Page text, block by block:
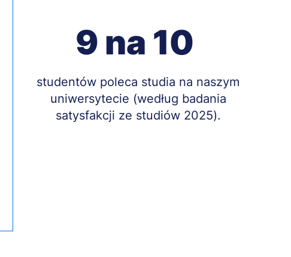
9 na 10
Treść
studentów poleca studia na naszym
uniwersytecie (według badania
satysfakcji ze studiów 2025).